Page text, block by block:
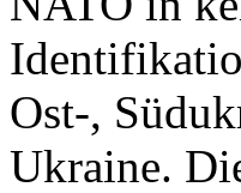
Ost-,
Ukraine.